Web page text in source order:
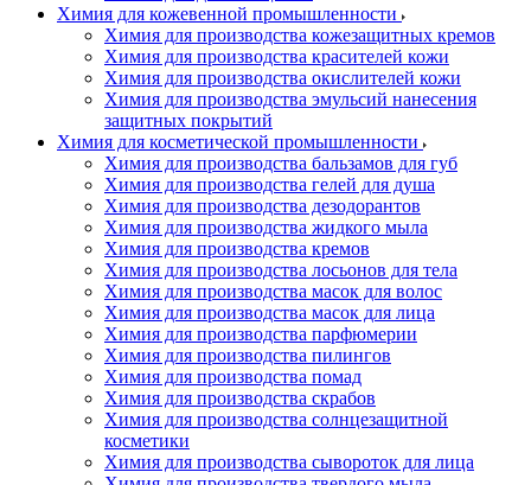
Химия для кожевенной промышленности
Химия для производства кожезащитных кремов
Химия для производства красителей кожи
Химия для производства окислителей кожи
Химия для производства эмульсий нанесения
защитных покрытий
Химия для косметической промышленности
Химия для производства бальзамов для губ
Химия для производства гелей для душа
Химия для производства дезодорантов
Химия для производства жидкого мыла
Химия для производства кремов
Химия для производства лосьонов для тела
Химия для производства масок для волос
Химия для производства масок для лица
Химия для производства парфюмерии
Химия для производства пилингов
Химия для производства помад
Химия для производства скрабов
Химия для производства солнцезащитной
косметики
Химия для производства сывороток для лица